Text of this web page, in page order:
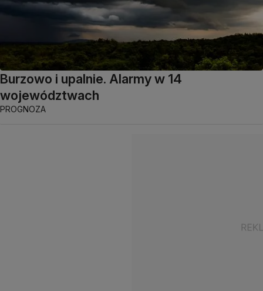
Burzowo i upalnie. Alarmy w 14
województwach
PROGNOZA